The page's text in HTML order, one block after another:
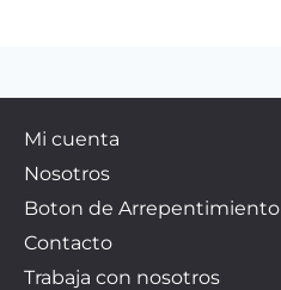
Mi cuenta
Nosotros
Boton de Arrepentimiento
Contacto
Trabaja con nosotros